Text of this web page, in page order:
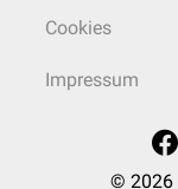
Cookies
Impressum
© 2026